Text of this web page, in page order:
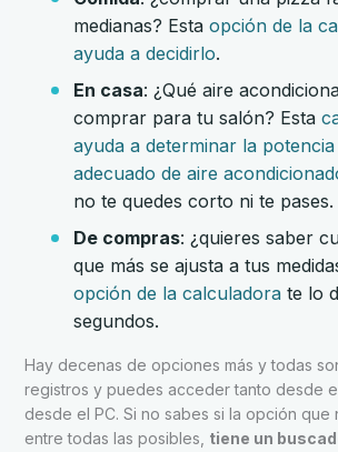
medianas? Esta opción de la
ayuda a decidirlo.
En casa: ¿Qué aire
comprar para tu salón? Esta
ayuda a determinar la
adecuado de aire
no te quedes corto ni te pases.
De compras: ¿quieres saber
que más se ajusta a tus
opción de la calculadorate lo
segundos.
Hay decenas de opciones más y todas
registros y puedes acceder tanto desde
desde el PC. Si no sabes si la opción que
entre todas las posibles, tiene un